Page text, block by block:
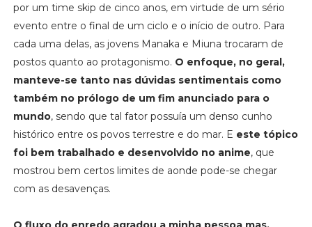
por um time skip de cinco anos, em virtude de um sério
evento entre o final de um ciclo e o início de outro. Para
cada uma delas, as jovens Manaka e Miuna trocaram de
postos quanto ao protagonismo. O enfoque, no geral,
manteve-se tanto nas dúvidas sentimentais como
também no prólogo de um fim anunciado para o
mundo, sendo que tal fator possuía um denso cunho
histórico entre os povos terrestre e do mar. E este tópico
foi bem trabalhado e desenvolvido no anime, que
mostrou bem certos limites de aonde pode-se chegar
com as desavenças.